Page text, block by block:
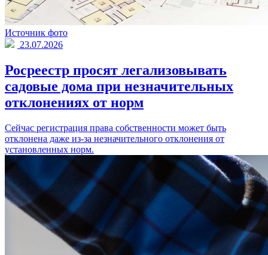
Источник фото
23.07.2026
Росреестр просят легализовывать
садовые дома при незначительных
отклонениях от норм
Сейчас регистрация права собственности может быть
отклонена даже из-за незначительного отклонения от
установленных норм.